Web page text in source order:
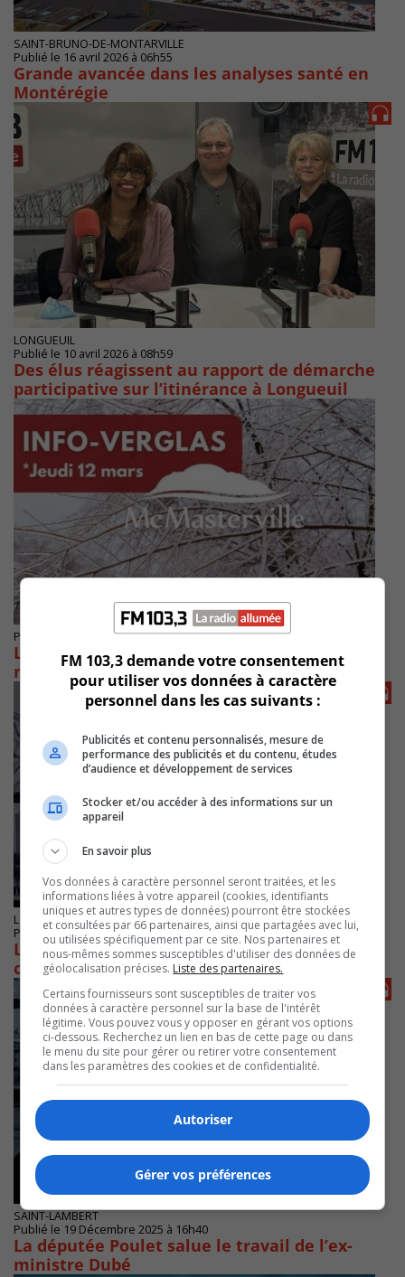
SAINT-BRUNO-DE-MONTARVILLE
Publié le 16 avril 2026 à 06h55
Grande avancée dans les analyses santé en
Montérégie
LONGUEUIL
Publié le 10 avril 2026 à 08h59
Des élus réagissent au rapport de démarche
participative sur l’itinérance à Longueuil
Publié le 12 mars 2026 à 11h33
Les services municipaux de McMasterville en
mode gestion du verglas
LONGUEUIL
Publié le 25 février 2026 à 14h10
Les réseaux sociaux alimentent la violence
chez les jeunes
SAINT-LAMBERT
Publié le 19 Décembre 2025 à 16h40
La députée Poulet salue le travail de l’ex-
ministre Dubé
FM 103,3 demande votre consentement
pour utiliser vos données à caractère
personnel dans les cas suivants :
Publicités et contenu personnalisés, mesure de
performance des publicités et du contenu, études
d’audience et développement de services
Stocker et/ou accéder à des informations sur un
appareil
En savoir plus
Vos données à caractère personnel seront traitées, et les
informations liées à votre appareil (cookies, identifiants
uniques et autres types de données) pourront être stockées
et consultées par 66 partenaires, ainsi que partagées avec lui,
ou utilisées spécifiquement par ce site. Nos partenaires et
nous-mêmes sommes susceptibles d'utiliser des données de
géolocalisation précises. Liste des partenaires.
Certains fournisseurs sont susceptibles de traiter vos
données à caractère personnel sur la base de l'intérêt
légitime. Vous pouvez vous y opposer en gérant vos options
ci-dessous. Recherchez un lien en bas de cette page ou dans
le menu du site pour gérer ou retirer votre consentement
dans les paramètres des cookies et de confidentialité.
Autoriser
Gérer vos préférences